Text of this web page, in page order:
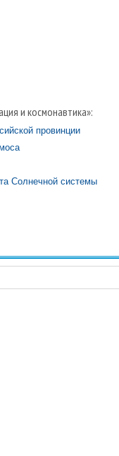
и космонавтика»:
провинции
Солнечной системы